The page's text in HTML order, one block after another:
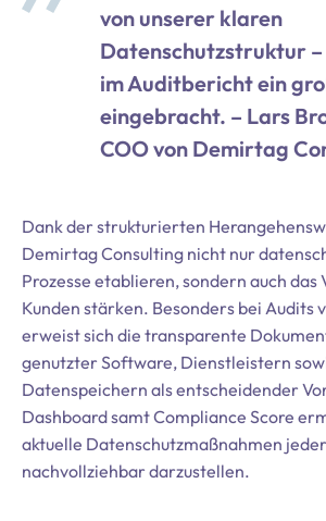
von unserer klaren
Datenschutzstruktur –
im Auditbericht ein
eingebracht. – Lars
COO von Demirtag
Dank der strukturierten
Demirtag Consulting nicht nur
Prozesse etablieren, sondern auch das
Kunden stärken. Besonders bei Audits
erweist sich die transparente
genutzter Software, Dienstleistern
Datenspeichern als entscheidender
Dashboard samt Compliance Score
aktuelle Datenschutzmaßnahmen
nachvollziehbar darzustellen.